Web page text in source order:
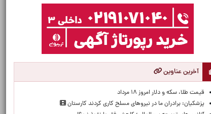
آخرین عناوین
قیمت طلا، سکه و دلار امروز ۱۸ مرداد
پزشکیان: برادران ما در نیروهای مسلح کاری کردند کارستان